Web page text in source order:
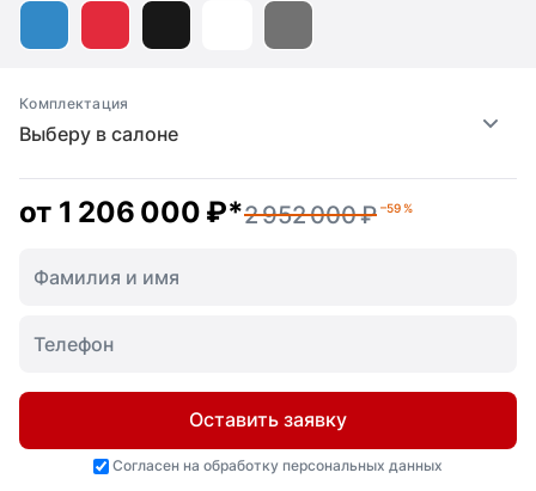
Выберу в салоне
Комплектация
от 1 206 000 ₽*2 952 000 ₽ –59 %
Оставить заявку
Согласен на обработку персональных данных